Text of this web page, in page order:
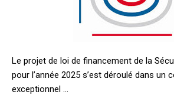
Le projet de loi de financement de la
pour l’année 2025 s’est déroulé dans un
exceptionnel …